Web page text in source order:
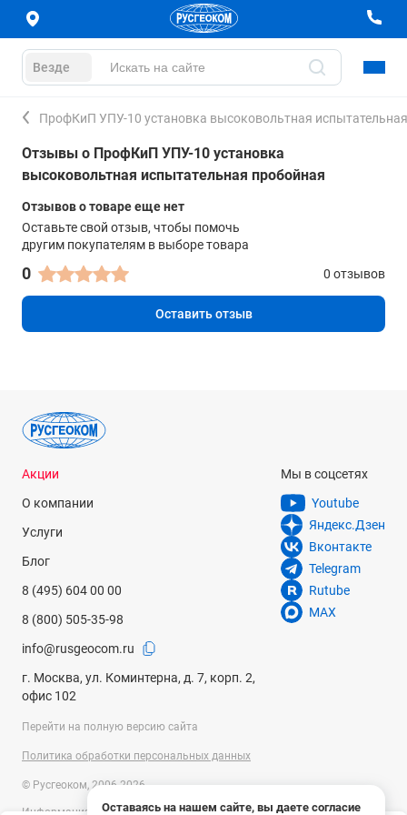
Везде
ПрофКиП УПУ-10 установка высоковольтная
Отзывы о ПрофКиП УПУ-10 установка
высоковольтная испытательная пробойная
Отзывов о товаре еще нет
Оставьте свой отзыв, чтобы помочь
другим покупателям в выборе товара
0 0 отзывов
Оставить отзыв
Оставаясь на нашем сайте, вы даете согласие
Акции
О компании
Услуги
Блог
8 (495) 604 00 00
8 (800) 505-35-98
info@rusgeocom.ru
г. Москва, ул. Коминтерна, д. 7, корп. 2,
офис 102
Мы в соцсетях
Youtube
Яндекс.Дзен
Вконтакте
Telegram
Rutube
MAX
Перейти на полную версию сайта
Политика обработки персональных данных
© Русгеоком, 2006-2026
Информация на сайте носит справочный характер и не является